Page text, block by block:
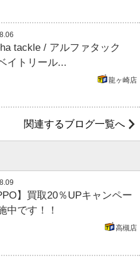
tackle / アルファタック
イトリール...
龍ヶ崎店
関連するブログ一覧へ
】買取20％UPキャンペー
中です！！
高槻店